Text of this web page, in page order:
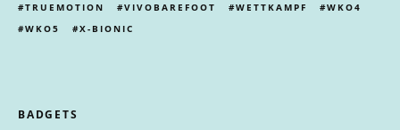
TRUEMOTION
VIVOBAREFOOT WETTKAMPF
WKO4
WKO5
X-BIONIC
BADGETS